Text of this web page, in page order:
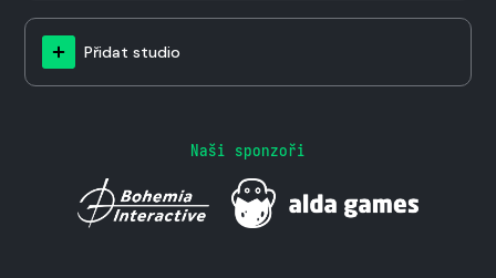
Přidat studio
Naši sponzoři